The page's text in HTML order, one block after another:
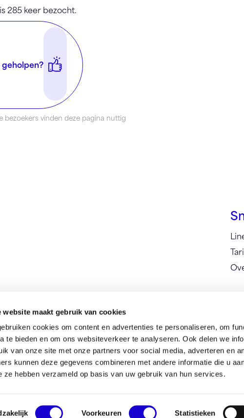
website maakt gebruik van cookies
cookies om content en advertenties te personaliseren, om
te bieden en om ons websiteverkeer te analyseren. Ook delen we
van onze site met onze partners voor social media, adverteren en
kunnen deze gegevens combineren met andere informatie die u
ze hebben verzameld op basis van uw gebruik van hun services.
Voorkeuren Statistieken
285 keer bezocht.
geholpen?
bezoekers vinden deze pagina nuttig
policyCookie beleid